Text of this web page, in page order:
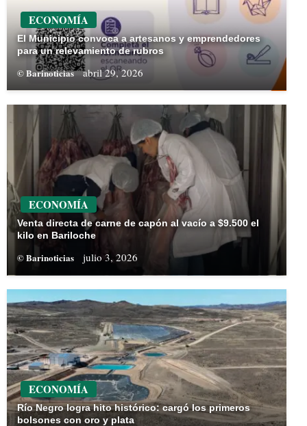
ECONOMÍA
El Municipio convoca a artesanos y emprendedores
para un relevamiento de rubros
© Barinoticias abril 29, 2026
ECONOMÍA
Venta directa de carne de capón al vacío a $9.500 el
kilo en Bariloche
© Barinoticias julio 3, 2026
ECONOMÍA
Río Negro logra hito histórico: cargó los primeros
bolsones con oro y plata